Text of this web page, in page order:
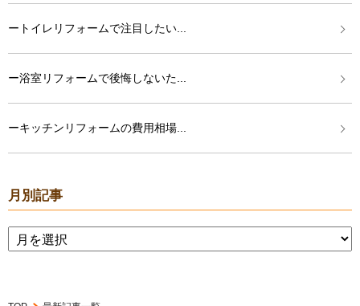
ートイレリフォームで注目したい...
ー浴室リフォームで後悔しないた...
ーキッチンリフォームの費用相場...
月別記事